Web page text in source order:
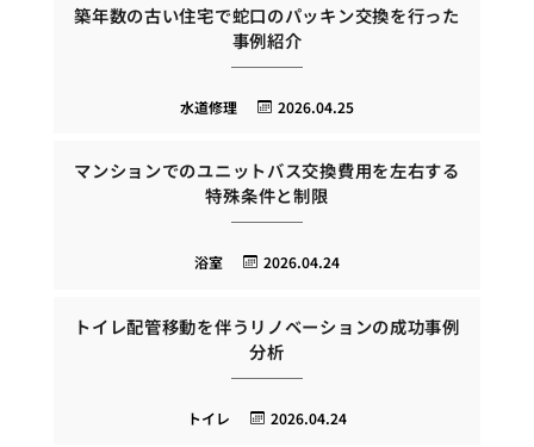
築年数の古い住宅で蛇口のパッキン交換を行った
事例紹介
2026.04.25
水道修理
マンションでのユニットバス交換費用を左右する
特殊条件と制限
2026.04.24
浴室
トイレ配管移動を伴うリノベーションの成功事例
分析
2026.04.24
トイレ